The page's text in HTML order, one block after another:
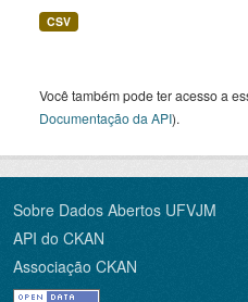
CSV
Você também pode ter acesso a
Documentação da API).
Sobre Dados Abertos UFVJM
API do CKAN
Associação CKAN